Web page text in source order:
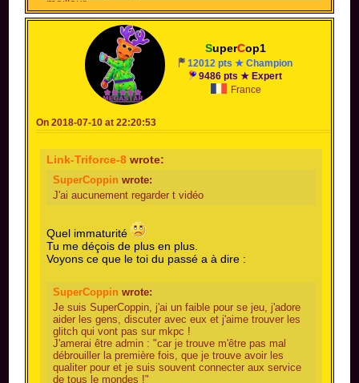
J'ai de grand intêret dans le domaine administratifs,
sérieux et gentil, je souhaiterai à mon passage dans
le domaine dédier pars se bilan. Ayant un objectif
certain et avancer sur se domaine, je voudrai y faire
pars pendant la durée qui suit après se vote.
Merci, SuperCoppin
En effet, là tu es très gentil et sérieux
SuperCop1
12012 pts ★ Champion
9486 pts ★ Expert
France
On 2018-07-10 at 22:20:53
Link-Triforce-8 wrote:
SuperCoppin wrote:
J'ai aucunement regarder t vidéo
Quel immaturité
Tu me déçois de plus en plus.
Voyons ce que le toi du passé a à dire :
SuperCoppin wrote:
Je suis SuperCoppin, j'ai un faible pour se jeu, j'adore
aider les gens, discuter avec eux et j'aime trouver les
glitch qui vont pas sur mkpc !
J'amerai être admin : "car je trouve m'être pas mal
débrouiller la première fois, que je trouve avoir les
qualiter pour et je suis souvent connecter aux service
de tous le mondes !"